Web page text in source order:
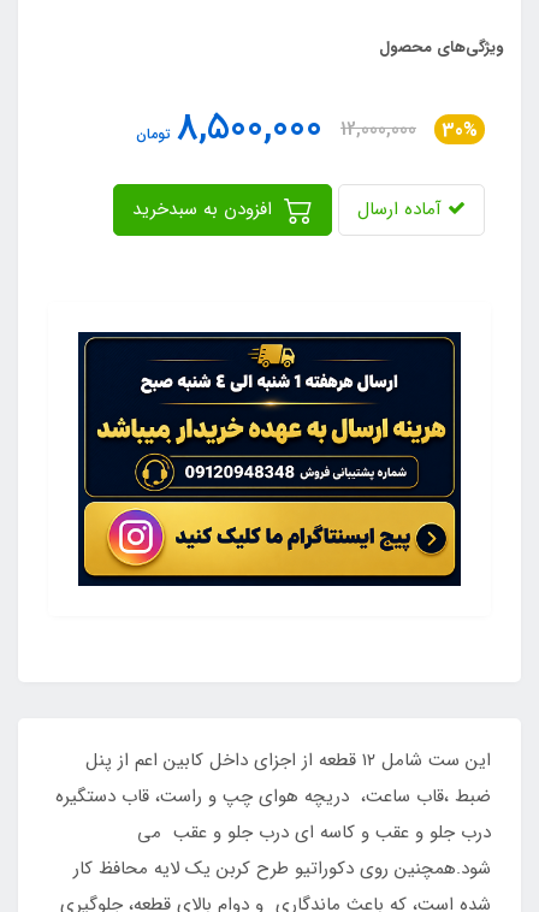
ویژگی‌های محصول
30%
12,000,000
8,500,000 تومان
آماده ارسال
این ست شامل ۱۲ قطعه از اجزای داخل کابین اعم از پنل
ضبط ،قاب ساعت، دریچه هوای چپ و راست، قاب دستگیره
درب جلو و عقب و کاسه ای درب جلو و عقب می
شود.همچنین روی دکوراتیو طرح کربن یک لایه محافظ کار
شده است، که باعث ماندگاری و دوام بالای قطعه، جلوگیری